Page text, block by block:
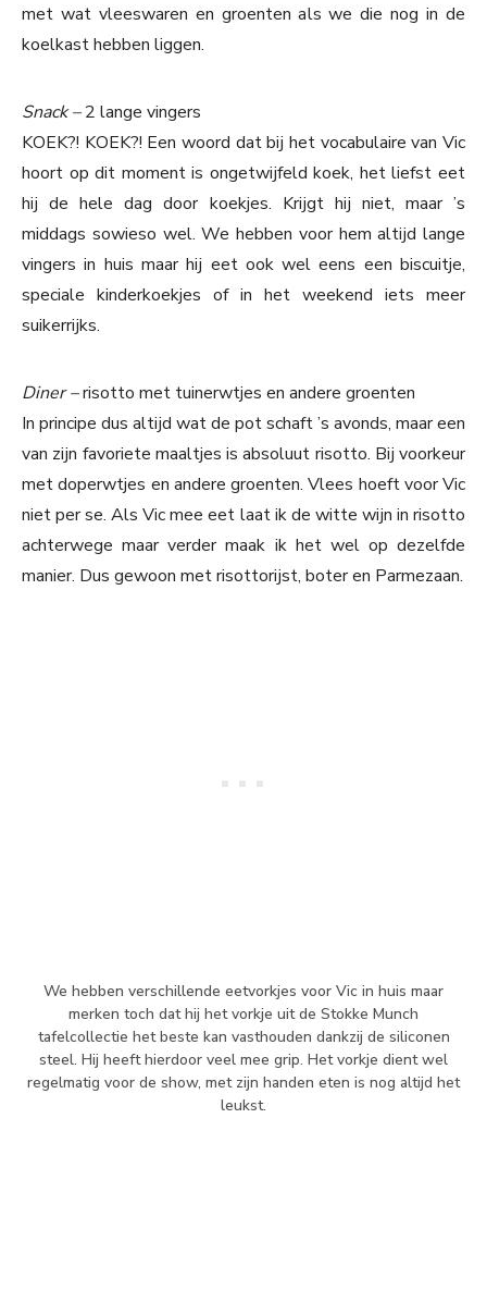
met wat vleeswaren en groenten als we die nog in de
koelkast hebben liggen.
Snack –2 lange vingers
KOEK?! KOEK?! Een woord dat bij het vocabulaire van Vic
hoort op dit moment is ongetwijfeld koek, het liefst eet
hij de hele dag door koekjes. Krijgt hij niet, maar ’s
middags sowieso wel. We hebben voor hem altijd lange
vingers in huis maar hij eet ook wel eens een biscuitje,
speciale kinderkoekjes of in het weekend iets meer
suikerrijks.
Diner –risotto met tuinerwtjes en andere groenten
In principe dus altijd wat de pot schaft ’s avonds, maar een
van zijn favoriete maaltjes is absoluut risotto. Bij voorkeur
met doperwtjes en andere groenten. Vlees hoeft voor Vic
niet per se. Als Vic mee eet laat ik de witte wijn in risotto
achterwege maar verder maak ik het wel op dezelfde
manier. Dus gewoon met risottorijst, boter en Parmezaan.
We hebben verschillende eetvorkjes voor Vic in huis maar
merken toch dat hij het vorkje uit de Stokke Munch
tafelcollectie het beste kan vasthouden dankzij de siliconen
steel. Hij heeft hierdoor veel mee grip. Het vorkje dient wel
regelmatig voor de show, met zijn handen eten is nog altijd het
leukst.